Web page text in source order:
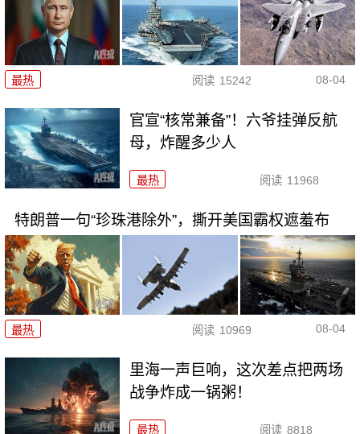
最热 阅读 15242 08-04
官宣“核常兼备”！六爷挂弹反航
母，炸醒多少人
最热 阅读 11968
特朗普一句“珍珠港除外”，撕开美国霸权遮羞布
最热 阅读 10969 08-04
里海一声巨响，这次差点把两场
战争炸成一锅粥！
最热 阅读 8818